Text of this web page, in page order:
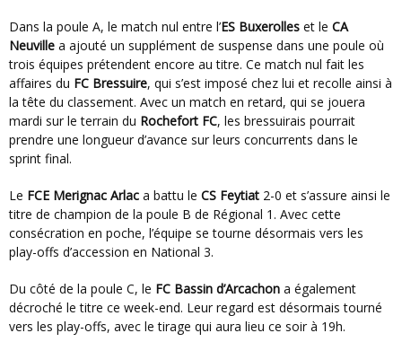
Dans la poule A, le match nul entre l’ES Buxerolles et le CA
Neuville a ajouté un supplément de suspense dans une poule où
trois équipes prétendent encore au titre. Ce match nul fait les
affaires du FC Bressuire, qui s’est imposé chez lui et recolle ainsi à
la tête du classement. Avec un match en retard, qui se jouera
mardi sur le terrain du Rochefort FC, les bressuirais pourrait
prendre une longueur d’avance sur leurs concurrents dans le
sprint final.
Le FCE Merignac Arlac a battu le CS Feytiat 2-0 et s’assure ainsi le
titre de champion de la poule B de Régional 1. Avec cette
consécration en poche, l’équipe se tourne désormais vers les
play-offs d’accession en National 3.
Du côté de la poule C, le FC Bassin d’Arcachon a également
décroché le titre ce week-end. Leur regard est désormais tourné
vers les play-offs, avec le tirage qui aura lieu ce soir à 19h.